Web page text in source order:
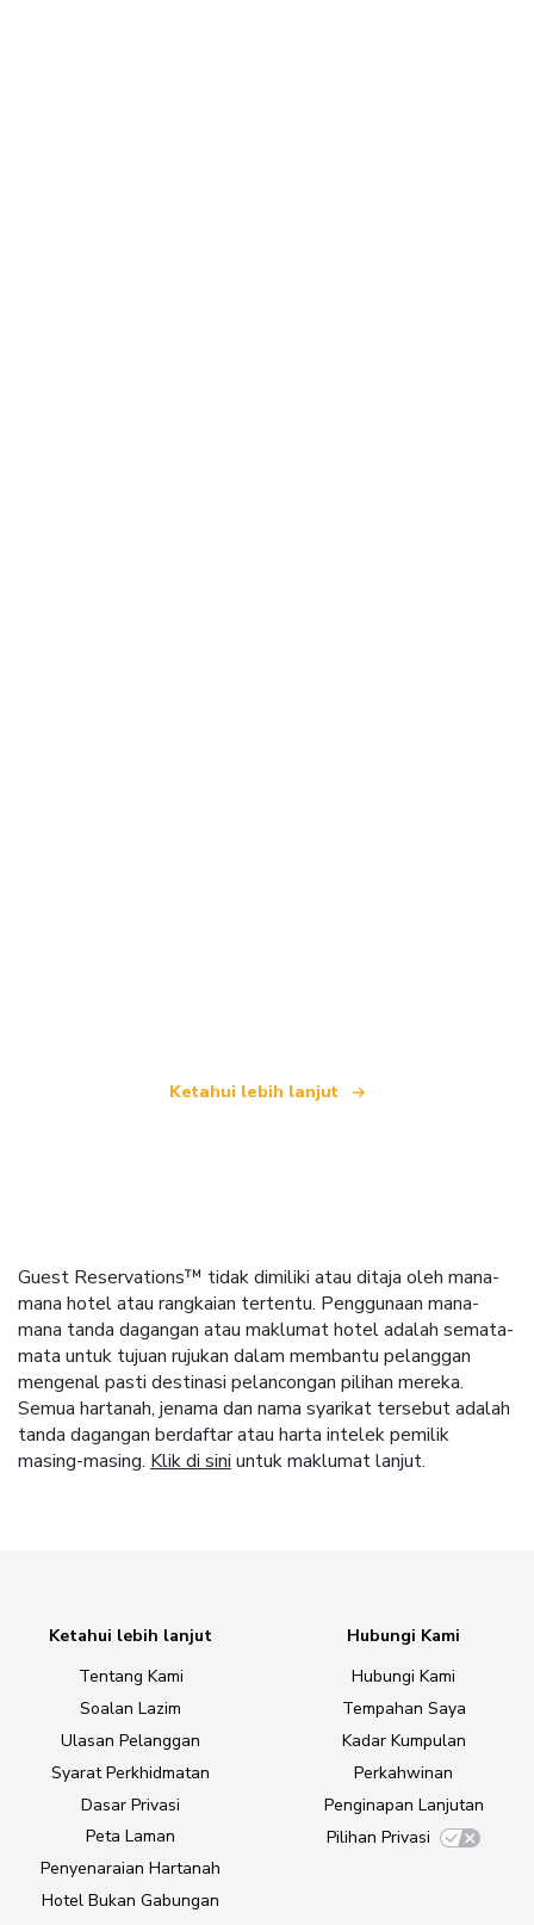
Ketahui lebih lanjut
Guest Reservations™ tidak dimiliki atau ditaja oleh mana-
mana hotel atau rangkaian tertentu. Penggunaan mana-
mana tanda dagangan atau maklumat hotel adalah semata-
mata untuk tujuan rujukan dalam membantu pelanggan
mengenal pasti destinasi pelancongan pilihan mereka.
Semua hartanah, jenama dan nama syarikat tersebut adalah
tanda dagangan berdaftar atau harta intelek pemilik
masing-masing. Klik di sini untuk maklumat lanjut.
Ketahui lebih lanjut
Tentang Kami
Soalan Lazim
Ulasan Pelanggan
Syarat Perkhidmatan
Dasar Privasi
Peta Laman
Penyenaraian Hartanah
Hotel Bukan Gabungan
Hubungi Kami
Hubungi Kami
Tempahan Saya
Kadar Kumpulan
Perkahwinan
Penginapan Lanjutan
Pilihan Privasi